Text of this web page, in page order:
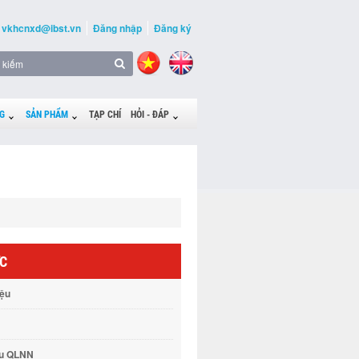
vkhcnxd@ibst.vn Đăng nhập Đăng ký
SẢN PHẨM TẠP CHÍ HỎI - ĐÁP
QLNN